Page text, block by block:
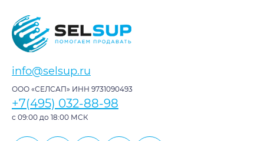
info@selsup.ru
ООО «СЕЛСАП» ИНН 9731090493
+7(495) 032-88-98
с 09:00 до 18:00 МСК